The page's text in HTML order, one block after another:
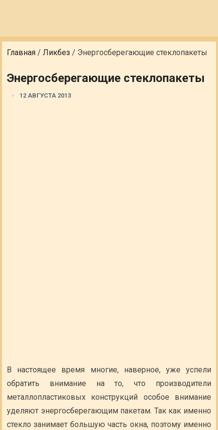
Главная /Ликбез / Энергосберегающие стеклопакеты
Энергосберегающие стеклопакеты
12 АВГУСТА 2013
В настоящее время многие, наверное, уже успели
обратить внимание на то, что производители
металлопластиковых конструкций особое внимание
уделяют энергосберегающим пакетам. Так как именно
стекло занимает большую часть окна, поэтому именно